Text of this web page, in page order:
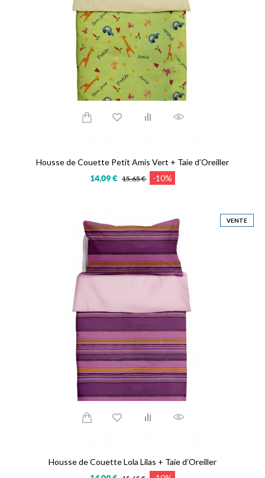
Housse de Couette Petit Amis Vert + Taie d’Oreiller
14,09 € 15,65 € -10%
VENTE
Housse de Couette Lola Lilas + Taie d’Oreiller